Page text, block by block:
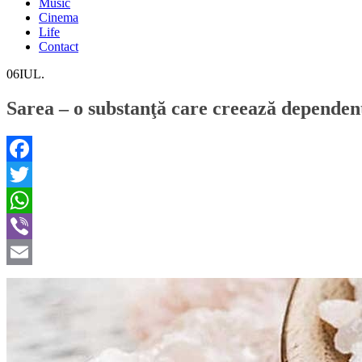
Music
Cinema
Life
Contact
06IUL.
Sarea – o substanţă care creează
Facebook
Twitter
WhatsApp
Viber
Email